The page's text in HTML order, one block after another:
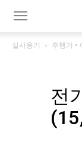
실사용기 주행기 •
전